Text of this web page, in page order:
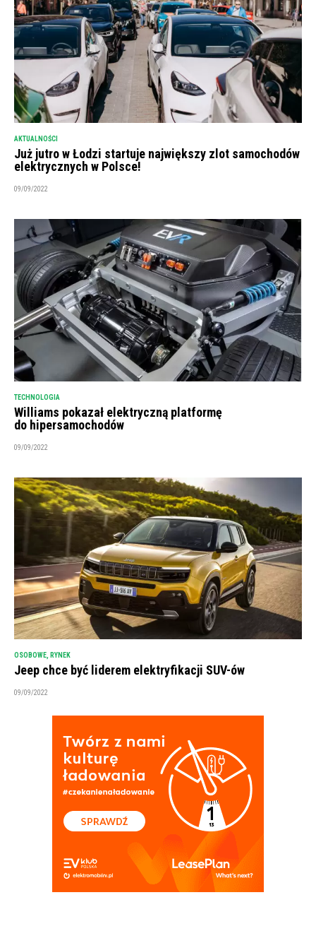
AKTUALNOŚCI
Już jutro w Łodzi startuje największy zlot samochodów
elektrycznych w Polsce!
09/09/2022
TECHNOLOGIA
Williams pokazał elektryczną platformę
do hipersamochodów
09/09/2022
OSOBOWE, RYNEK
Jeep chce być liderem elektryfikacji SUV-ów
09/09/2022